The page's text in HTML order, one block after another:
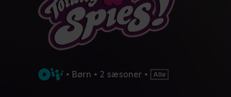
• Børn • 2 sæsoner •